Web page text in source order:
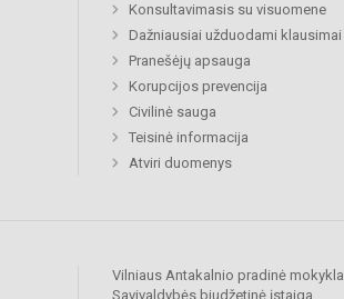
Konsultavimasis su visuomene
Dažniausiai užduodami klausimai
Pranešėjų apsauga
Korupcijos prevencija
Civilinė sauga
Teisinė informacija
Atviri duomenys
Vilniaus Antakalnio pradinė mokykla
Savivaldybės biudžetinė įstaiga